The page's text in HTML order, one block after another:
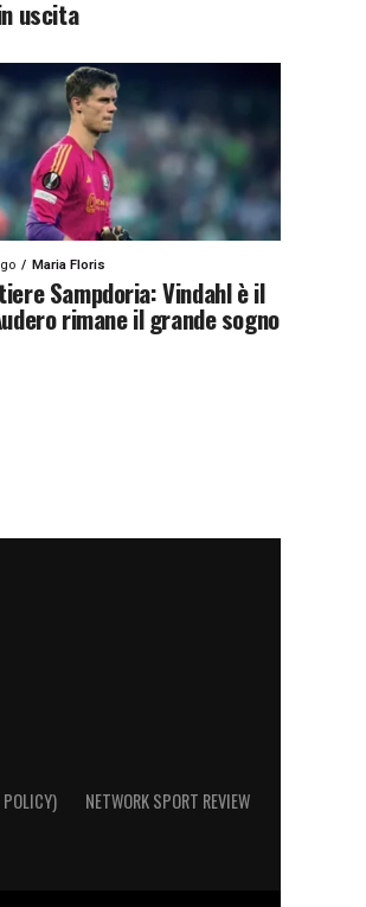
uscita
Maria Floris
Sampdoria: Vindahl è il
rimane il grande sogno
POLICY) NETWORK SPORT REVIEW